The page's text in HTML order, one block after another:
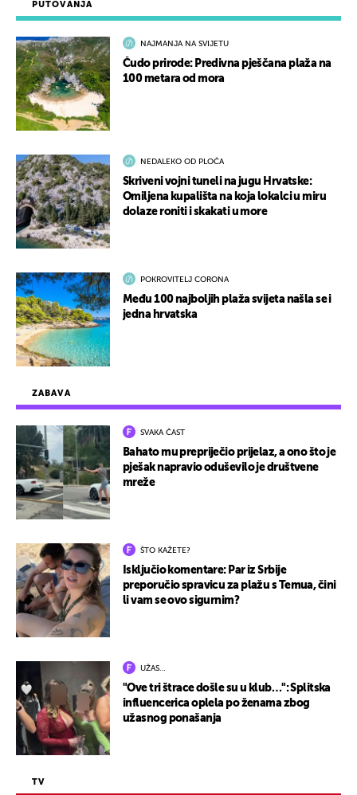
ZABAVA
SVAKA ČAST
Bahato mu prepriječio prijelaz, a ono što je
pješak napravio oduševilo je društvene
mreže
ŠTO KAŽETE?
Isključio komentare: Par iz Srbije
preporučio spravicu za plažu s Temua, čini
li vam se ovo sigurnim?
UŽAS…
"Ove tri štrace došle su u klub…": Splitska
influencerica oplela po ženama zbog
užasnog ponašanja
TV
PUTOVANJA
NAJMANJA NA SVIJETU
Čudo prirode: Predivna pješčana plaža na
100 metara od mora
NEDALEKO OD PLOČA
Skriveni vojni tuneli na jugu Hrvatske:
Omiljena kupališta na koja lokalci u miru
dolaze roniti i skakati u more
POKROVITELJ CORONA
Među 100 najboljih plaža svijeta našla se i
jedna hrvatska